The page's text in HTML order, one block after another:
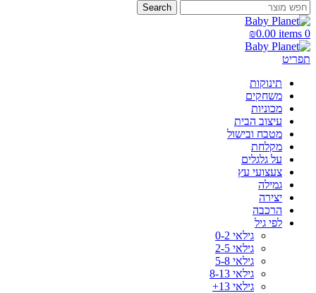
Search
0
items
₪0.00
תפריט
תינוקות
משחקים
מכוניות
עיצוב הבית
מטבח ובישול
מקלחת
על גלגלים
צעצועי עץ
גמילה
יצירה
הרכבה
לפי גיל
גילאי 0-2
גילאי 2-5
גילאי 5-8
גילאי 8-13
גילאי 13+